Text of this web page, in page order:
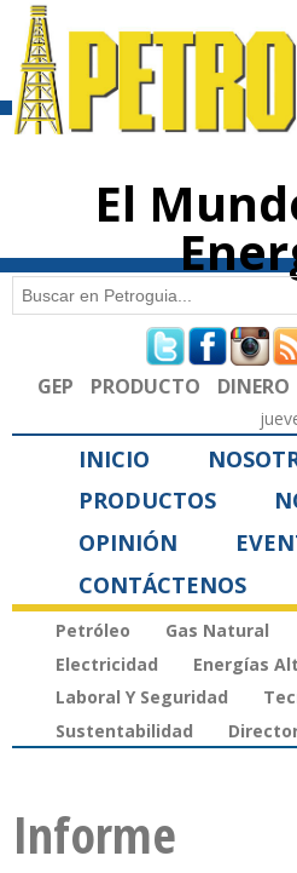
contenido
El
Formulario de
Buscar
GEP PRODUCTO DINERO
INICIO
PRODUCTOS
OPINIÓN
CONTÁCTENOS
Petróleo Gas Natural
Electricidad
Energías
Laboral Y Seguridad
Sustentabilidad
Informe